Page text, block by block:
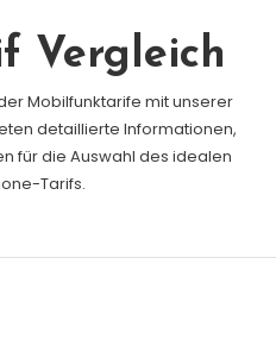
Vergleich
Mobilfunktarife mit unserer
detaillierte Informationen,
für die Auswahl des idealen
Tarifs.